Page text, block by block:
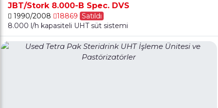
JBT/Stork 8.000-B Spec. DVS
1990/2008 18869 Satıldı
8.000 l/h kapasiteli UHT süt sistemi